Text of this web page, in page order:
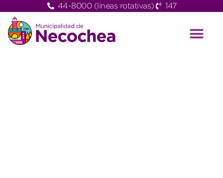
44-8000 (lineas rotativas) 147